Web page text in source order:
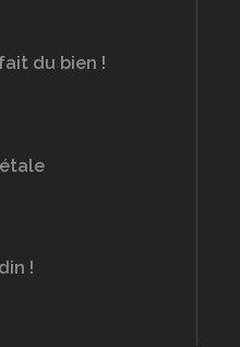
du bien !
!